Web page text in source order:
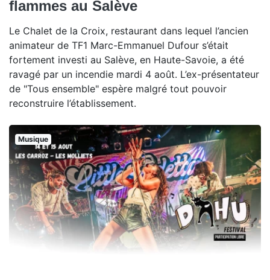
flammes au Salève
Le Chalet de la Croix, restaurant dans lequel l’ancien
animateur de TF1 Marc-Emmanuel Dufour s’était
fortement investi au Salève, en Haute-Savoie, a été
ravagé par un incendie mardi 4 août. L’ex-présentateur
de "Tous ensemble" espère malgré tout pouvoir
reconstruire l’établissement.
Musique